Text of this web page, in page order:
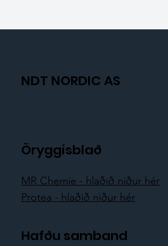
NDT NORDIC AS
Öryggisblað
MR Chemie - hlaðið niður hér
Protea - hlaðið niður hér
Hafðu samband